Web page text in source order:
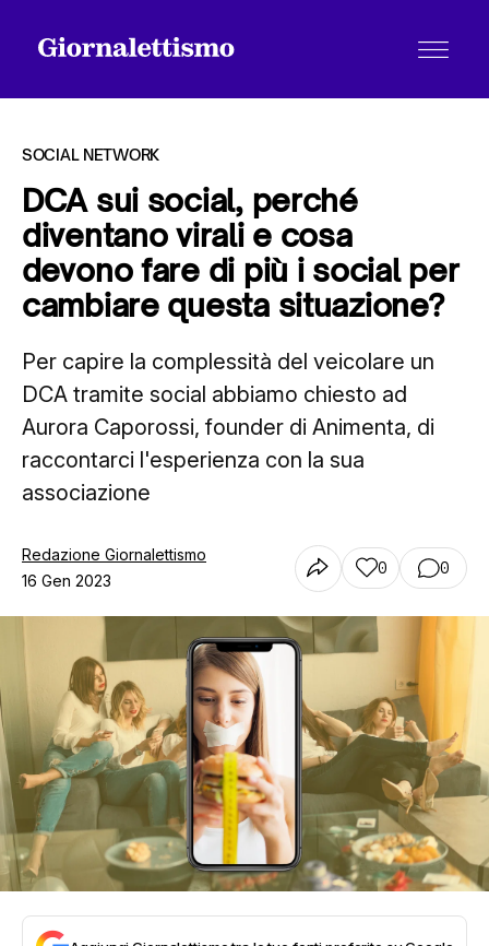
Tutti gli articoli
Contatti
SOCIAL NETWORK
DCA sui social, perché
diventano virali e cosa
devono fare di più i social per
cambiare questa situazione?
Per capire la complessità del veicolare un
DCA tramite social abbiamo chiesto ad
Aurora Caporossi, founder di Animenta, di
raccontarci l'esperienza con la sua
associazione
Redazione Giornalettismo
16 Gen 2023
0 0